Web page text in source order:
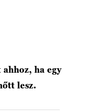
ha egy
lesz.